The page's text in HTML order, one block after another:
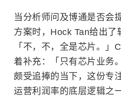
当分析师问及博通是否会
方案时，Hock Tan给出了
「不，不，全是芯片。
着补充：「只有芯片业务
颇受追捧的当下，这份专
运营利润率的底层逻辑之